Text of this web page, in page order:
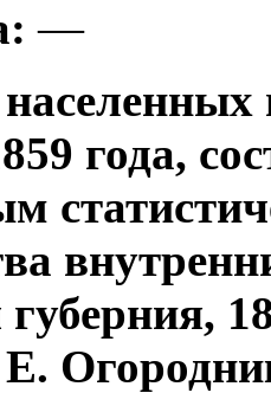
—
года,
Е.